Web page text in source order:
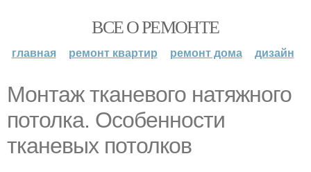
ВСЕ О РЕМОНТЕ
главная ремонт квартир ремонт дома дизайн
Монтаж тканевого натяжного
потолка. Особенности
тканевых потолков